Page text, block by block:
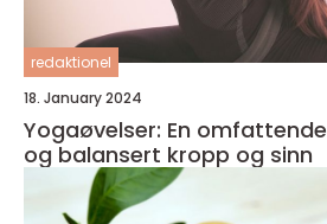
redaktionel
18. January 2024
Yogaøvelser: En
og balansert kropp og sinn